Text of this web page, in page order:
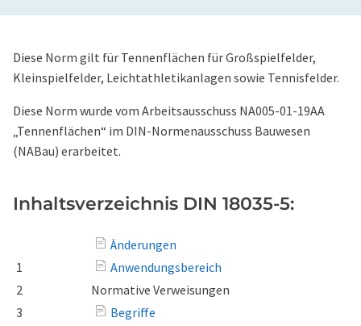
Diese Norm gilt für Tennenflächen für Großspielfelder,
Kleinspielfelder, Leichtathletikanlagen sowie Tennisfelder.
Diese Norm wurde vom Arbeitsausschuss NA005-01-19AA
„Tennenflächen“ im DIN-Normenausschuss Bauwesen
(NABau) erarbeitet.
Inhaltsverzeichnis DIN 18035-5:
Änderungen
1
Anwendungsbereich
2
Normative Verweisungen
3
Begriffe